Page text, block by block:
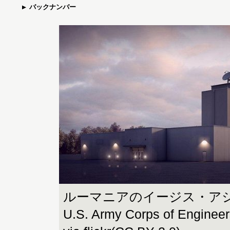
バックナンバー
ルーマニアのイージス・ア
U.S. Army Corps of